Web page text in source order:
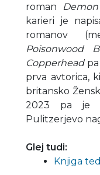
roman
karieri je
romanov
Poisonwood
Copperheadpa
prva avtorica,
britansko
2023 pa je
Pulitzerjevo
Glej tudi:
Knjiga